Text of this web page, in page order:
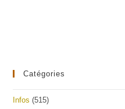
Catégories
Infos (515)